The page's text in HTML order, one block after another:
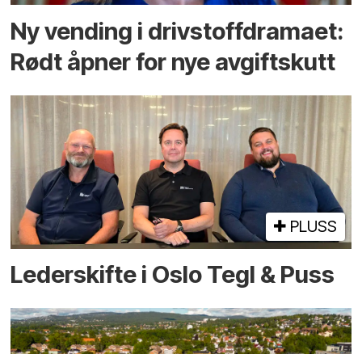
Ny vending i drivstoffdramaet:
Rødt åpner for nye avgiftskutt
PLUSS
Lederskifte i Oslo Tegl & Puss